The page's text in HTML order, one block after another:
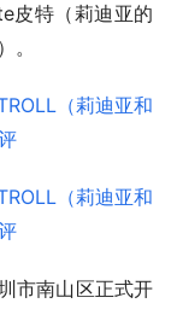
皮特（莉迪亚的
。
市南山区正式开